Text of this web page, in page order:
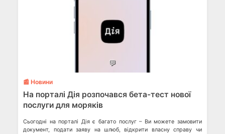
💬
📰 Новини
На порталі Дія розпочався бета-тест нової
послуги для моряків
Сьогодні на порталі Дія є багато послуг – Ви можете замовити
документ, подати заяву на шлюб, відкрити власну справу чи